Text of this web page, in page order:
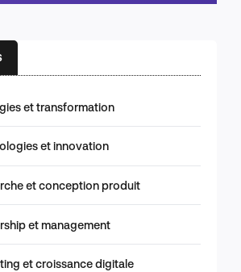
et transformation
et innovation
et conception produit
et management
et croissance digitale